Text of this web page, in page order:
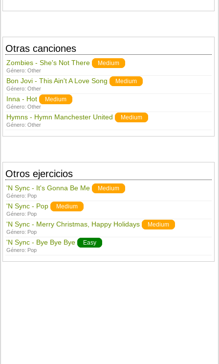
Otras canciones
Zombies - She's Not There Medium
Género:Other
Bon Jovi - This Ain't A Love Song Medium
Género:Other
Inna - Hot Medium
Género:Other
Hymns - Hymn Manchester United Medium
Género:Other
Otros ejercicios
'N Sync - It's Gonna Be Me Medium
Género: Pop
'N Sync - Pop Medium
Género: Pop
'N Sync - Merry Christmas, Happy Holidays Medium
Género: Pop
'N Sync - Bye Bye Bye Easy
Género: Pop